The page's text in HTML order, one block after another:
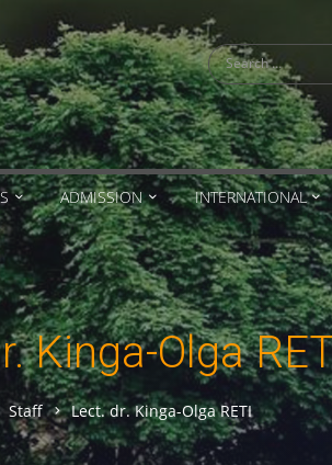
Search
for:
ADMISSION INTERNATIONAL
Kinga-Olga
Staff Lect. dr. Kinga-Olga RETI